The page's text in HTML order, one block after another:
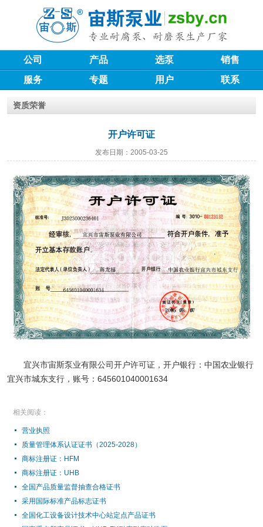
公司 产品 选泵
销售
服务
专题 用户 联系
资质荣誉
开户许可证
发布日期：2005-03-25
宜兴市宙斯泵业有限公司开户许可证，开户银行：中国农业银行
宜兴市城东支行，账号：645601040001634
相关阅读：
营业执照
质量管理体系认证证书（2025-2028）
商标注册证：HFM
商标注册证：UHB
全国产品质量监督抽查合格证书
采用国际标准产品标志证书
全国化工设备设计技术中心站定点产品证书